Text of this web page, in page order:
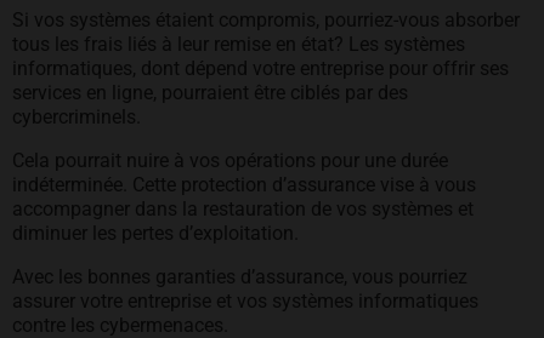
Si vos systèmes étaient compromis, pourriez-vous absorber
tous les frais liés à leur remise en état? Les systèmes
informatiques, dont dépend votre entreprise pour offrir ses
services en ligne, pourraient être ciblés par des
cybercriminels.
Cela pourrait nuire à vos opérations pour une durée
indéterminée. Cette protection d’assurance vise à vous
accompagner dans la restauration de vos systèmes et
diminuer les pertes d’exploitation.
Avec les bonnes garanties d’assurance, vous pourriez
assurer votre entreprise et vos systèmes informatiques
contre les cybermenaces.